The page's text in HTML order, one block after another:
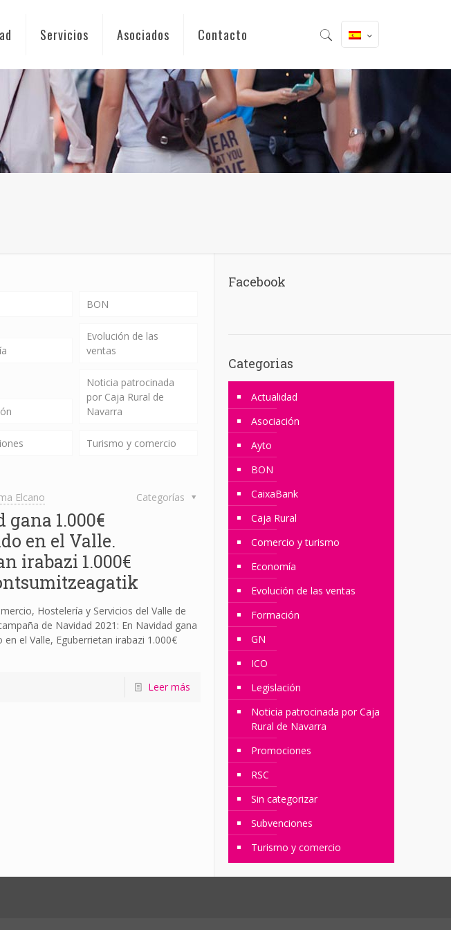
Servicios Asociados Contacto
BON
Evolución de las
ventas
Noticia patrocinada
por Caja Rural de
Navarra
Turismo y comercio
Elcano Categorías
1.000€
en el Valle.
irabazi 1.000€
Hostelería y Servicios del Valle de
de Navidad 2021: En Navidad gana
el Valle, Eguberrietan irabazi 1.000€
Leer más
Facebook
Categorias
Actualidad
Asociación
Ayto
BON
CaixaBank
Caja Rural
Comercio y turismo
Economía
Evolución de las ventas
Formación
GN
ICO
Legislación
Noticia patrocinada por Caja
Rural de Navarra
Promociones
RSC
Sin categorizar
Subvenciones
Turismo y comercio